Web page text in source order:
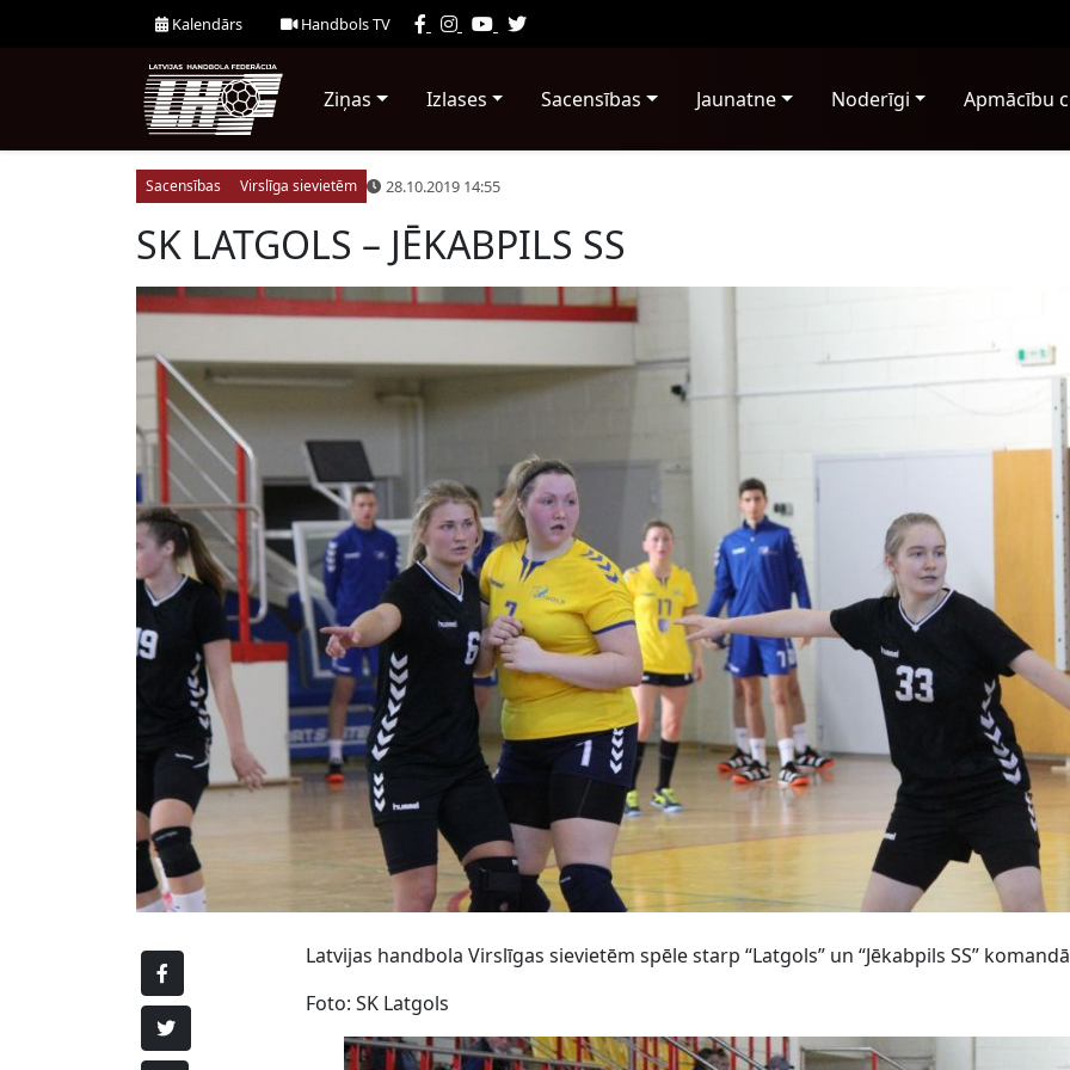
Kalendārs Handbols TV
Ziņas Izlases Sacensības Jaunatne Noderīgi Apmācību
Sacensības Virslīga sievietēm 28.10.2019 14:55
SK LATGOLS – JĒKABPILS SS
Latvijas handbola Virslīgas sievietēm spēle starp “Latgols” un “Jēkabpils SS”
Foto: SK Latgols